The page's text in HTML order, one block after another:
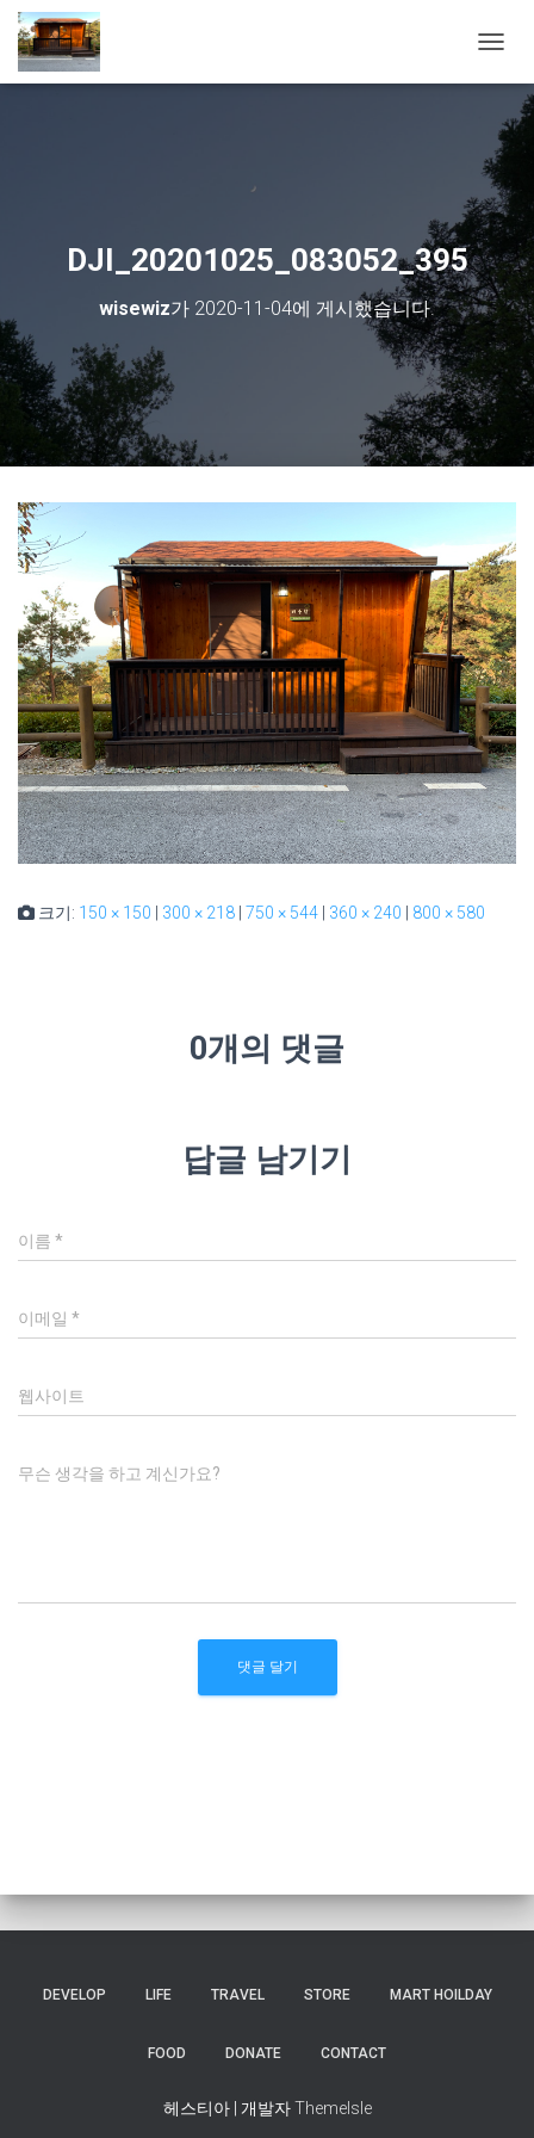
DJI_20201025_083052_395
wisewiz가 2020-11-04에 게시했습니다.
크기: 150 × 150 300 × 218 750 × 544 360 × 240 800 × 580
0개의 댓글
답글 남기기
이름 *
이메일 *
웹사이트
무슨 생각을 하고 계신가요?
DEVELOP LIFE TRAVEL STORE MART HOILDAY
FOOD DONATE CONTACT
헤스티아 | 개발자ThemeIsle